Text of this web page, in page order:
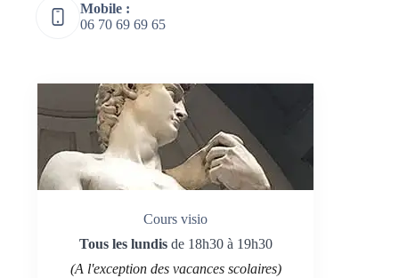
Mobile :
06 70 69 69 65
Cours visio
Tous les lundisde 18h30 à 19h30
(A l'exception des vacances scolaires)